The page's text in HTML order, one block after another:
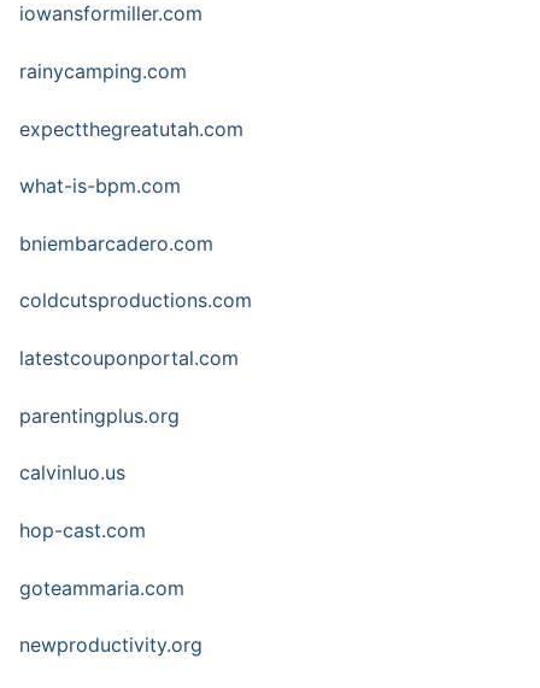
iowansformiller.com
rainycamping.com
expectthegreatutah.com
what-is-bpm.com
bniembarcadero.com
coldcutsproductions.com
latestcouponportal.com
parentingplus.org
calvinluo.us
hop-cast.com
goteammaria.com
newproductivity.org